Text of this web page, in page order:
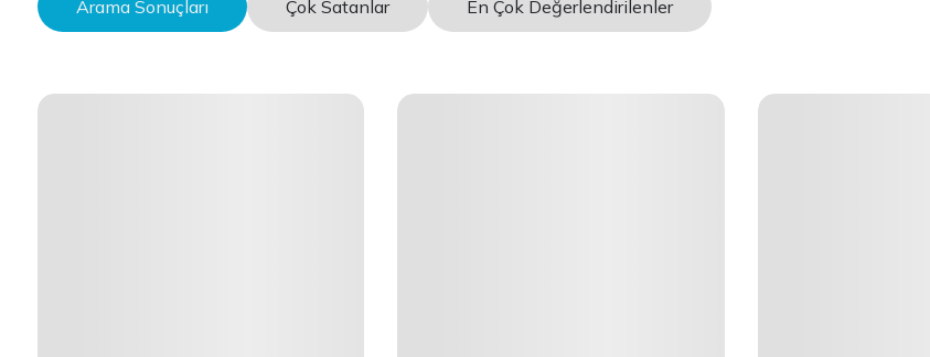
Arama Sonuçları Çok Satanlar En Çok Değerlendirilenler